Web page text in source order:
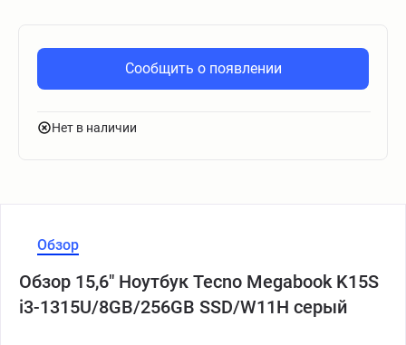
Сообщить о появлении
Нет в наличии
Обзор
Обзор 15,6" Ноутбук Tecno Megabook K15S
i3-1315U/8GB/256GB SSD/W11H серый